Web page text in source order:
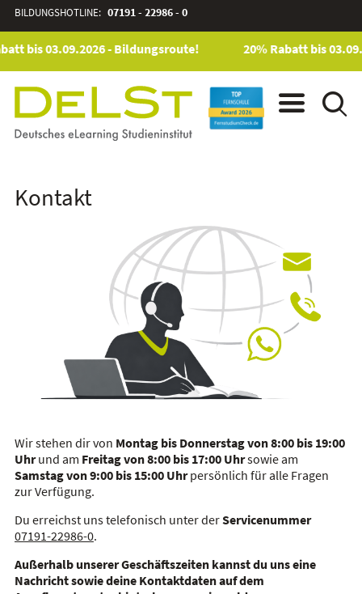
BILDUNGSHOTLINE: 07191 - 22986 - 0
bis 03.09.2026 - Bildungsroute! 20% Rabatt bis
Kontakt
Wir stehen dir von Montag bis Donnerstag von 8:00 bis 19:00
Uhrund am Freitag von 8:00 bis 17:00 Uhrsowie am
Samstag von 9:00 bis 15:00 Uhrpersönlich für alle Fragen
zur Verfügung.
Du erreichst uns telefonisch unter derServicenummer
07191-22986-0.
Außerhalb unserer Geschäftszeiten kannst du uns eine
Nachricht sowie deine Kontaktdaten auf dem